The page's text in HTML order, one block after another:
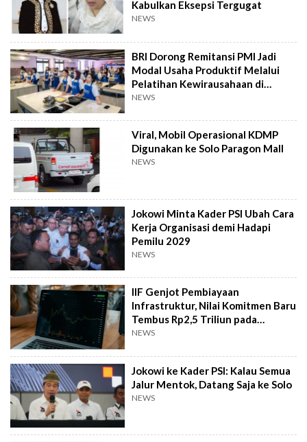
Kabulkan Eksepsi Tergugat
NEWS
BRI Dorong Remitansi PMI Jadi
Modal Usaha Produktif Melalui
Pelatihan Kewirausahaan di
Taiwan
NEWS
Viral, Mobil Operasional KDMP
Digunakan ke Solo Paragon Mall
NEWS
Jokowi Minta Kader PSI Ubah Cara
Kerja Organisasi demi Hadapi
Pemilu 2029
NEWS
IIF Genjot Pembiayaan
Infrastruktur, Nilai Komitmen Baru
Tembus Rp2,5 Triliun pada
Semester I 2026
NEWS
Jokowi ke Kader PSI: Kalau Semua
Jalur Mentok, Datang Saja ke Solo
NEWS